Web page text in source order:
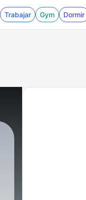
Trabajar Gym Dormir